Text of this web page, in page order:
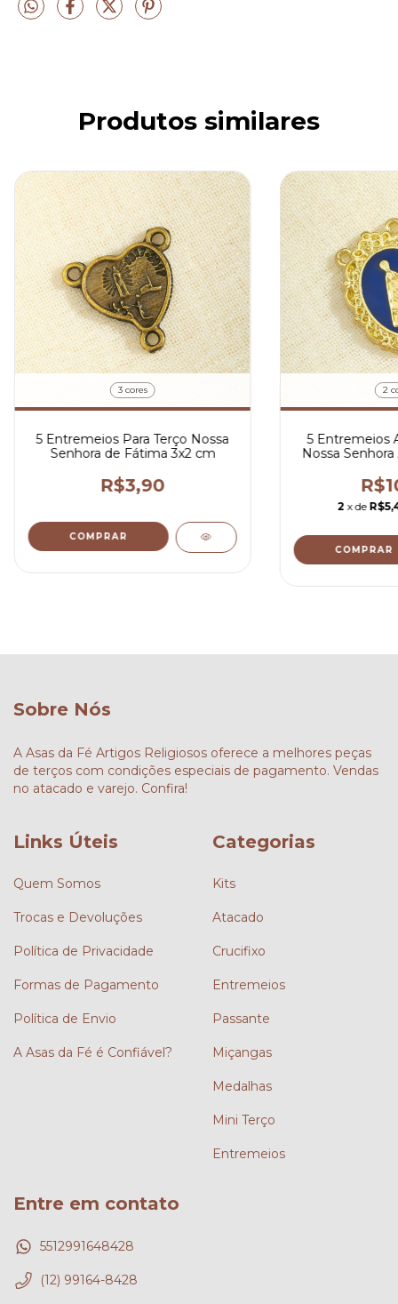
Produtos similares
3 cores
5 Entremeios Para Terço Nossa
Senhora de Fátima 3x2 cm
R$3,90
COMPRAR
2
5 Entremeios
Nossa
2 x de
COMPRAR
Sobre Nós
A Asas da Fé Artigos Religiosos oferece a melhores peças
de terços com condições especiais de pagamento. Vendas
no atacado e varejo. Confira!
Links Úteis
Quem Somos
Trocas e Devoluções
Política de Privacidade
Formas de Pagamento
Política de Envio
A Asas da Fé é Confiável?
Categorias
Kits
Atacado
Crucifixo
Entremeios
Passante
Miçangas
Medalhas
Mini Terço
Entremeios
Entre em contato
5512991648428
(12) 99164-8428